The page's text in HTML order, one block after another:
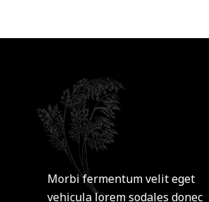
Morbi fermentum velit eget
vehicula lorem sodales donec